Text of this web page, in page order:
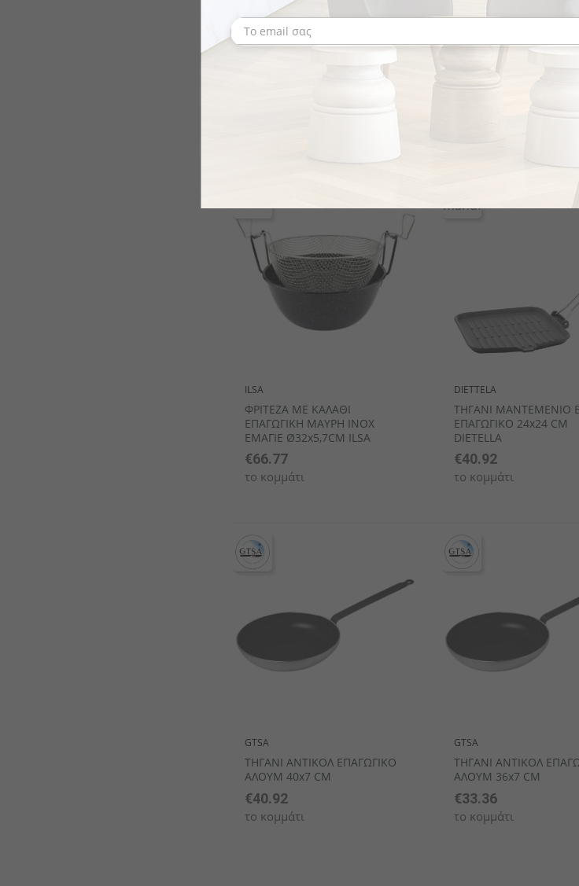
GTSA
ΑΕΡΟΣΤΕΓΕΣ ΜΕ ΣΙΛΙΚΟΝΗ
ΚΑΠΑΚΙ GASTRO 1/1
ΑΕΡΟΣΤΕΓΕΣ ΜΕ
€21.82
ILSA
ΦΡΙΤΕΖΑ ΜΕ ΚΑΛΑΘΙ
ΕΠΑΓΩΓΙΚΗ ΜΑΥΡΗ ΙΝΟΧ
ΕΜΑΓΙΕ Ø32x5,7CM ILSA
€66.77
το κομμάτι
DIETTELA
ΤΗΓΑΝΙ ΜΑΝΤΕΜΕΝΙΟ
ΕΠΑΓΩΓΙΚΟ 24x24 CM
DIETELLA
€40.92
το κομμάτι
GTSA
ΤΗΓΑΝΙ ΑΝΤΙΚΟΛ ΕΠΑΓΩΓΙΚΟ
ΑΛΟΥΜ 40x7 CM
€40.92
το κομμάτι
GTSA
ΤΗΓΑΝΙ ΑΝΤΙΚΟΛ
ΑΛΟΥΜ 36x7 CM
€33.36
το κομμάτι